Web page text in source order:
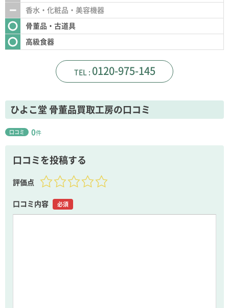
香水・化粧品・美容機器
骨董品・古道具
高級食器
0120-975-145
ひよこ堂 骨董品買取工房の口コミ
口コミ 0件
口コミを投稿する
評価点
口コミ内容 必須